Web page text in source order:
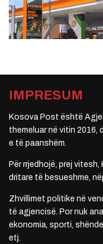
IMPRESUM
Kosova Post është
themeluar në vitin 2016,
e të paanshëm.
Për rrjedhojë, prej
dritare të besueshme,
Zhvillimet politike në
të agjencisë. Por nuk
ekonomia, sporti,
etj.